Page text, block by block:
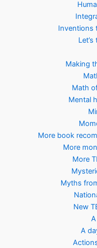
Inventions
Making
Math
Mental
More book
More
More
Myths
New
A